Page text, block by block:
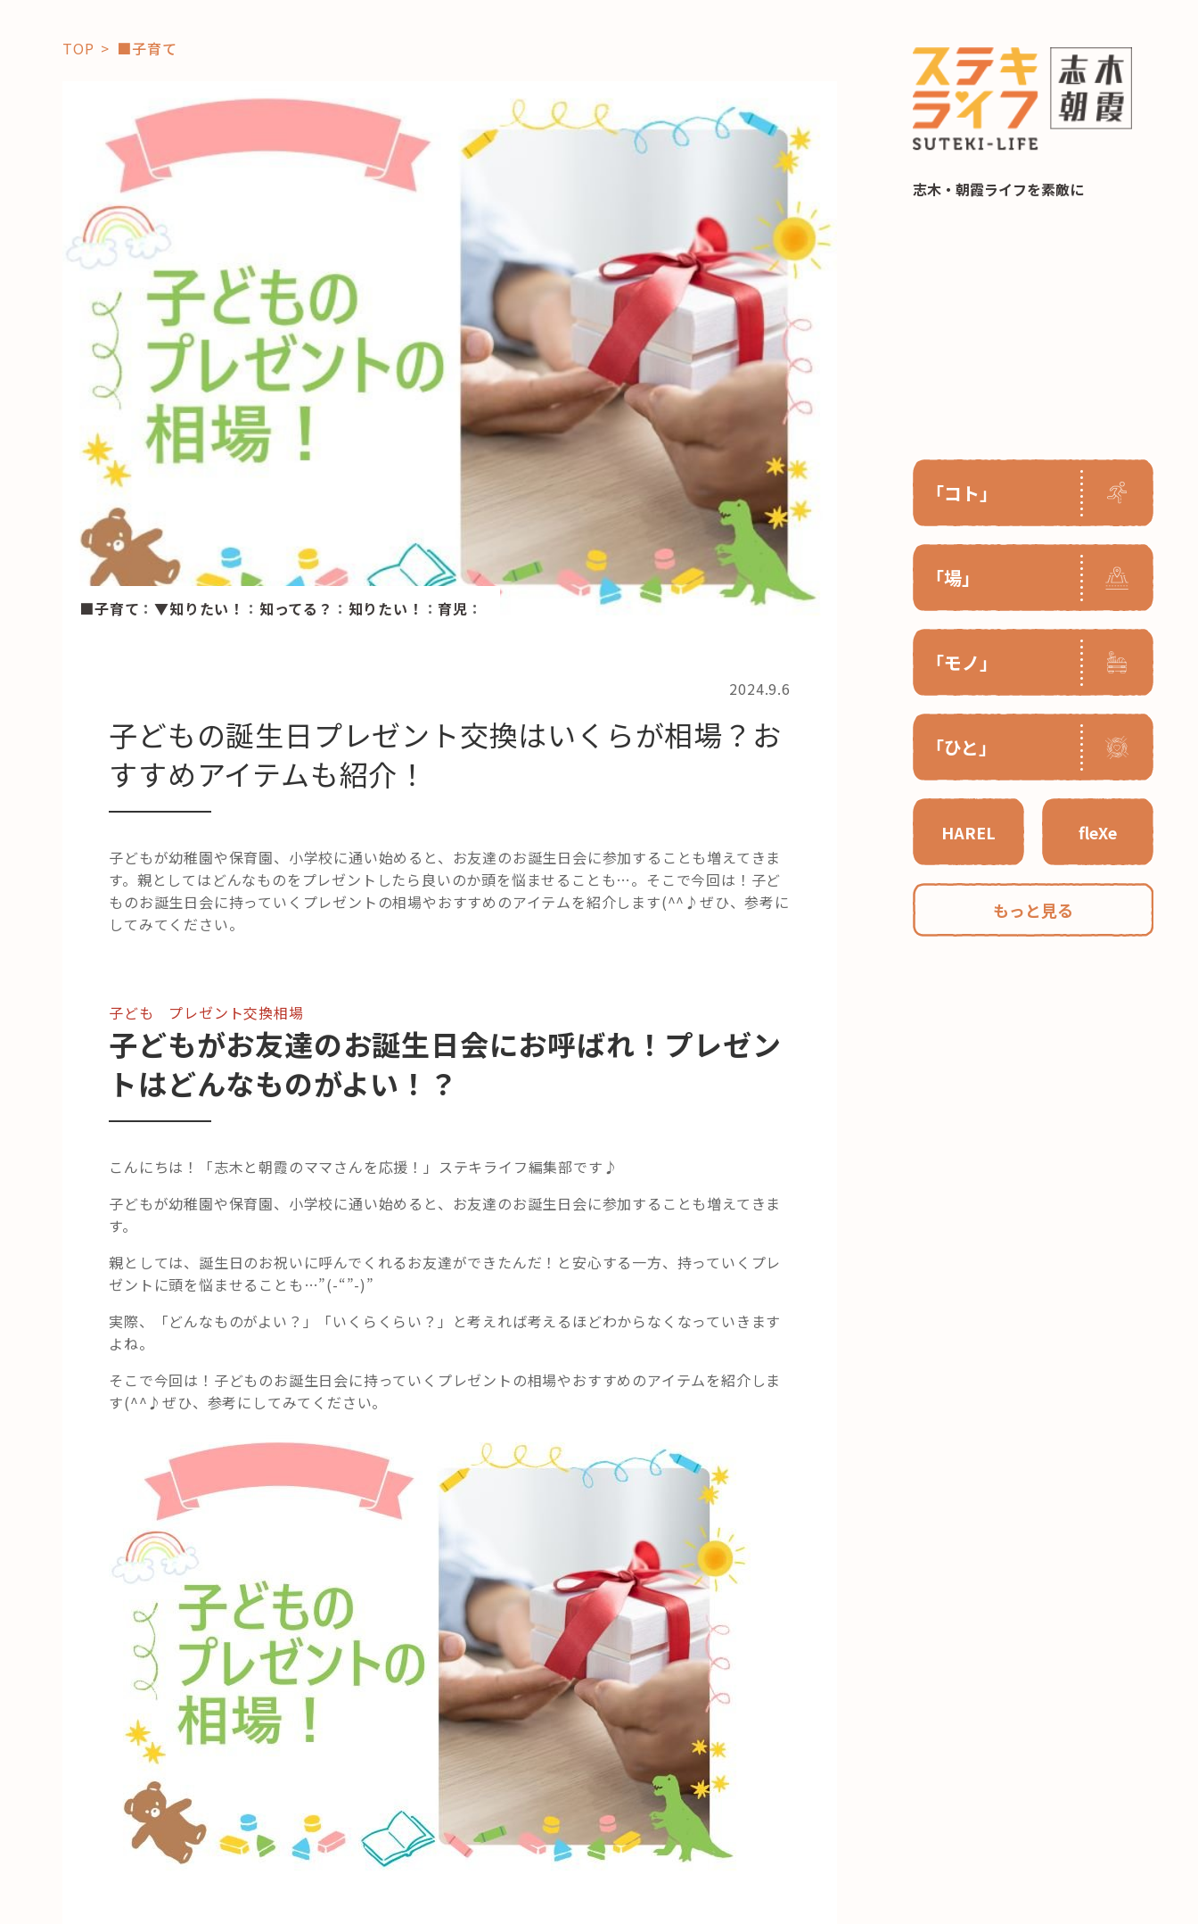
志木・朝霞ライフを素敵に
「コト」
「場」
「モノ」
「ひと」
HAREL fleXe
もっと見る
「コト」
スポット
学び・教育
「場」
HAREL
HAREL
「ひと」
これからの暮らし 住み替え相談
記事検索
TOP ■子育て
■子育て ：▼知りたい！ ： 知ってる？ ： 知りたい！ ：育児 ：
2024.9.6
子どもの誕生日プレゼント交換はいくらが相場？お
すすめアイテムも紹介！
子どもが幼稚園や保育園、小学校に通い始めると、お友達のお誕生日会に参加することも増えてきま
す。親としてはどんなものをプレゼントしたら良いのか頭を悩ませることも…。そこで今回は！子ど
ものお誕生日会に持っていくプレゼントの相場やおすすめのアイテムを紹介します(^^♪ぜひ、参考に
してみてください。
子ども プレゼント交換相場
子どもがお友達のお誕生日会にお呼ばれ！プレゼン
トはどんなものがよい！？
こんにちは！「志木と朝霞のママさんを応援！」ステキライフ編集部です♪
子どもが幼稚園や保育園、小学校に通い始めると、お友達のお誕生日会に参加することも増えてきま
す。
親としては、誕生日のお祝いに呼んでくれるお友達ができたんだ！と安心する一方、持っていくプレ
ゼントに頭を悩ませることも…”(-“”-)”
実際、「どんなものがよい？」「いくらくらい？」と考えれば考えるほどわからなくなっていきます
よね。
そこで今回は！子どものお誕生日会に持っていくプレゼントの相場やおすすめのアイテムを紹介しま
す(^^♪ぜひ、参考にしてみてください。